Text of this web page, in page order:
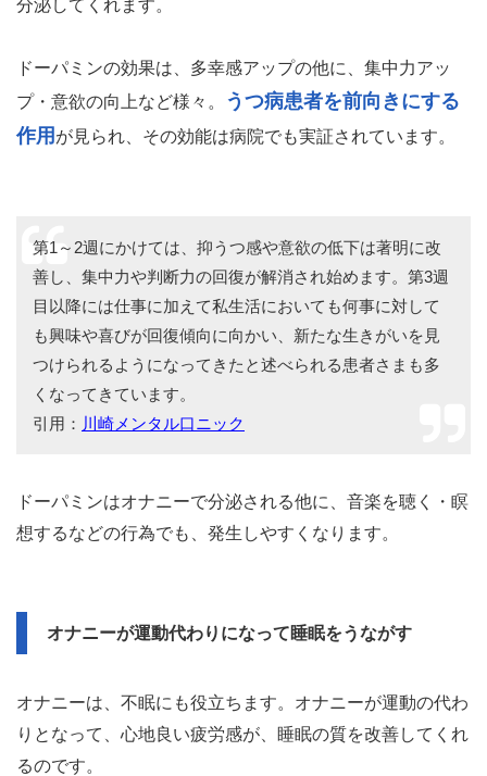
分泌してくれます。
ドーパミンの効果は、多幸感アップの他に、集中力アッ
プ・意欲の向上など様々。
うつ病患者を前向きにする
作用 が見られ、その効能は病院でも実証されています。
第1～2週にかけては、抑うつ感や意欲の低下は著明に改
善し、集中力や判断力の回復が解消され始めます。第3週
目以降には仕事に加えて私生活においても何事に対して
も興味や喜びが回復傾向に向かい、新たな生きがいを見
つけられるようになってきたと述べられる患者さまも多
くなってきています。
引用： 川崎メンタル口ニック
ドーパミンはオナニーで分泌される他に、音楽を聴く・瞑
想するなどの行為でも、発生しやすくなります。
オナニーが運動代わりになって睡眠をうながす
オナニーは、不眠にも役立ちます。オナニーが運動の代わ
りとなって、心地良い疲労感が、睡眠の質を改善してくれ
るのです。